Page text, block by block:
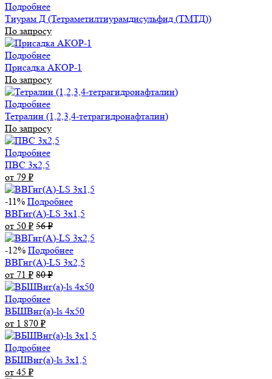
Подробнее
Тиурам Д (Тетраметилтиурамдисульфид (ТМТД))
По запросу
Подробнее
Присадка АКОР-1
По запросу
Подробнее
Тетралин (1,2,3,4-тетрагидронафталин)
По запросу
Подробнее
ПВС 3х2,5
от 79 ₽
-11% Подробнее
ВВГнг(А)-LS 3х1,5
от 50 ₽ 56₽
-12% Подробнее
ВВГнг(А)-LS 3х2,5
от 71 ₽ 80₽
Подробнее
ВБШВнг(а)-ls 4x50
от 1 870 ₽
Подробнее
ВБШВнг(а)-ls 3х1,5
от 45 ₽